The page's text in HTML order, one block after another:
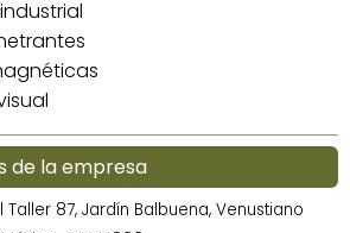
de la empresa
Taller 87, Jardín Balbuena, Venustiano